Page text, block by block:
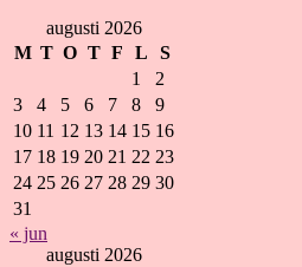
augusti 2026
M T O T F L
S
1
2
3
4 5 6 7 8
9
10 11 12 13 14 15 16
17 18 19 20 21 22 23
24 25 26 27 28 29 30
31
« jun
augusti 2026